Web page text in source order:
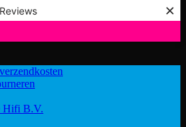
Reviews ×
Hifi B.V.